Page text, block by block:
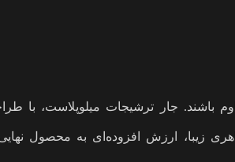
باشند. جار ترشیجات میلوپلاست، با
زیبا، ارزش افزوده‌ای به محصول